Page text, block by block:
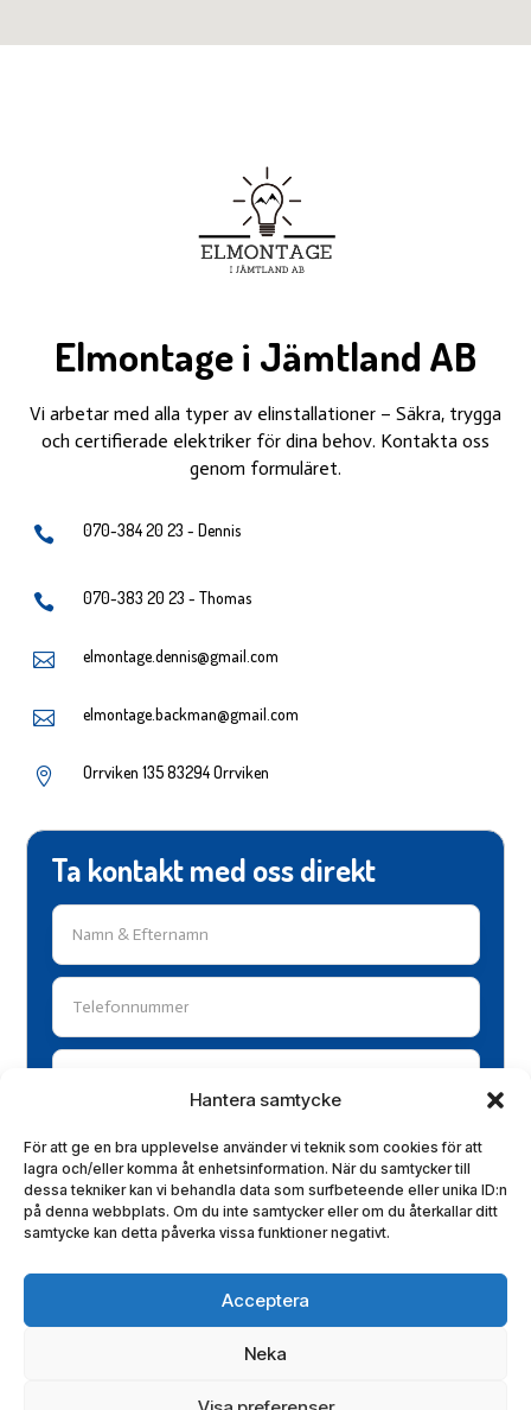
Hantera samtycke
För att ge en bra upplevelse använder vi teknik som cookies för att
lagra och/eller komma åt enhetsinformation. När du samtycker till
dessa tekniker kan vi behandla data som surfbeteende eller unika ID:n
på denna webbplats. Om du inte samtycker eller om du återkallar ditt
samtycke kan detta påverka vissa funktioner negativt.
Acceptera
Neka
Elmontage i Jämtland AB
Vi arbetar med alla typer av elinstallationer – Säkra, trygga
och certifierade elektriker för dina behov. Kontakta oss
genom formuläret.
 070-384 20 23 - Dennis
 070-383 20 23 - Thomas
 elmontage.dennis@gmail.com
 elmontage.backman@gmail.com
 Orrviken 135 83294 Orrviken
Ta kontakt med oss direkt